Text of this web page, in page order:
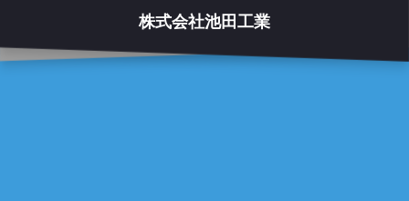
株式会社池田工業